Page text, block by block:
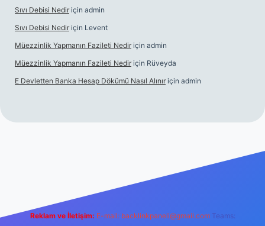
Sıvı Debisi Nedir için admin
Sıvı Debisi Nedir için Levent
Müezzinlik Yapmanın Fazileti Nedir için admin
Müezzinlik Yapmanın Fazileti Nedir için Rüveyda
E Devletten Banka Hesap Dökümü Nasıl Alınır için admin
Reklam ve İletişim: E-mail: backlinkpaneli@gmail.com Teams: